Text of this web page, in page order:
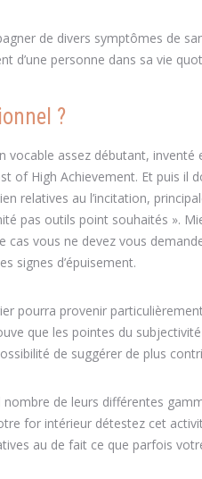
de divers symptômes de
d’une personne dans sa vie
?
assez débutant,
of High Achievement. Et puis il
relatives au l’incitation,
pas outils point souhaités ».
vous ne devez vous
signes d’épuisement.
pourra provenir
que les pointes du
de suggérer de plus
de leurs différentes
for intérieur détestez cet
au de fait ce que parfois